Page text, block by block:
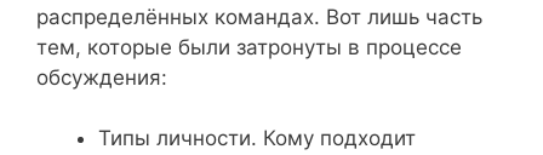
распределённых командах. Вот лишь часть
тем, которые были затронуты в процессе
обсуждения:
Типы личности. Кому подходит